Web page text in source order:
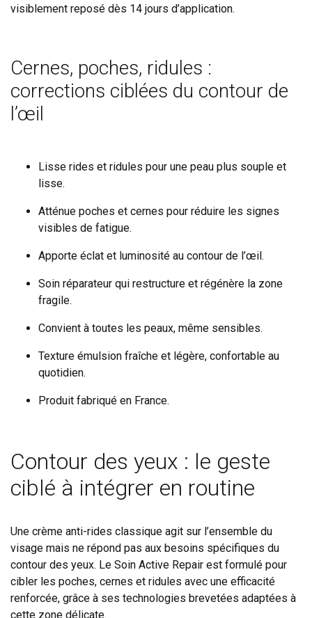
visiblement reposé dès 14 jours d’application.
Cernes, poches, ridules :
corrections ciblées du contour de
l’œil
Lisse rides et ridules pour une peau plus souple et
lisse.
Atténue poches et cernes pour réduire les signes
visibles de fatigue.
Apporte éclat et luminosité au contour de l’œil.
Soin réparateur qui restructure et régénère la zone
fragile.
Convient à toutes les peaux, même sensibles.
Texture émulsion fraîche et légère, confortable au
quotidien.
Produit fabriqué en France.
Contour des yeux : le geste
ciblé à intégrer en routine
Une crème anti-rides classique agit sur l’ensemble du
visage mais ne répond pas aux besoins spécifiques du
contour des yeux. Le Soin Active Repair est formulé pour
cibler les poches, cernes et ridules avec une efficacité
renforcée, grâce à ses technologies brevetées adaptées à
cette zone délicate.